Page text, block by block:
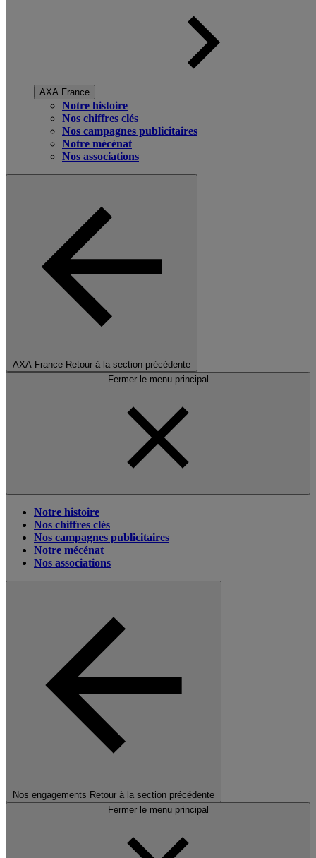
AXA France
Notre histoire
Nos chiffres clés
Nos campagnes publicitaires
Notre mécénat
Nos associations
AXA France Retour à la section précédente
Fermer le menu principal
Notre histoire
Nos chiffres clés
Nos campagnes publicitaires
Notre mécénat
Nos associations
Nos engagements Retour à la section précédente
Fermer le menu principal